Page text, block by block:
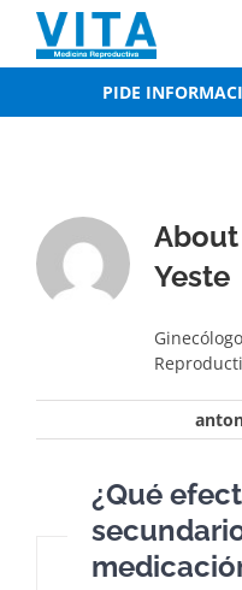
content
PIDE
About
Yeste
¿Qué